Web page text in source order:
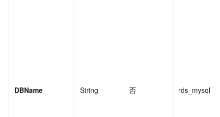
DBName String 否 rds_mysql